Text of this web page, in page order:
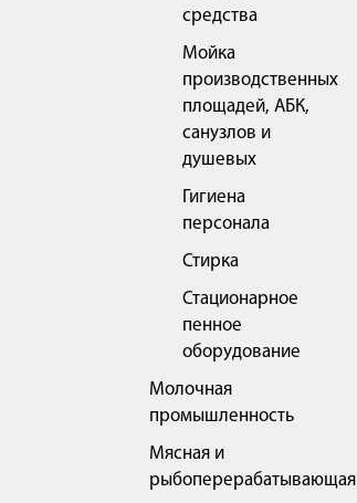
средства
Мойка
производственных
площадей, АБК,
санузлов и
душевых
Гигиена
персонала
Стирка
Стационарное
пенное
оборудование
Молочная
промышленность
Мясная и
рыбоперерабатывающая